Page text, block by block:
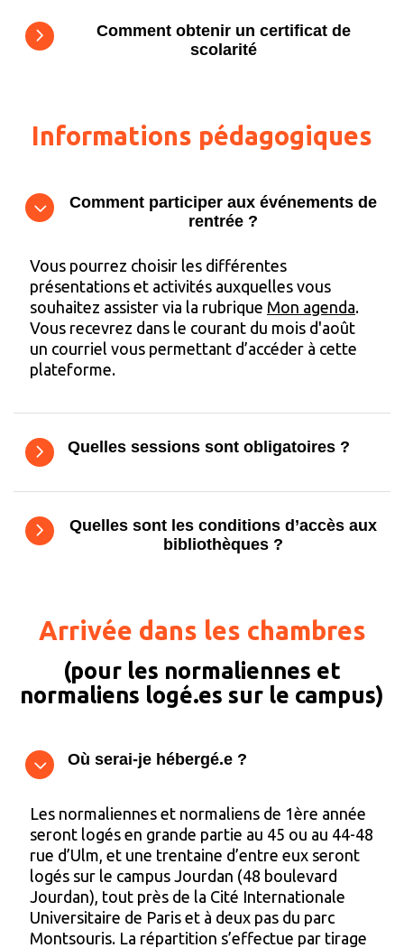
Comment obtenir un certificat de
scolarité
Informations pédagogiques
Comment participer aux événements de
rentrée ?
Vous pourrez choisir les différentes
présentations et activités auxquelles vous
souhaitez assister via la rubrique Mon agenda.
Vous recevrez dans le courant du mois d'août
un courriel vous permettant d’accéder à cette
plateforme.
Quelles sessions sont obligatoires ?
Quelles sont les conditions d’accès aux
bibliothèques ?
Arrivée dans les chambres
(pour les normaliennes et
normaliens logé.es sur le campus)
Où serai-je hébergé.e ?
Les normaliennes et normaliens de 1ère année
seront logés en grande partie au 45 ou au 44-48
rue d’Ulm, et une trentaine d’entre eux seront
logés sur le campus Jourdan (48 boulevard
Jourdan), tout près de la Cité Internationale
Universitaire de Paris et à deux pas du parc
Montsouris. La répartition s’effectue par tirage